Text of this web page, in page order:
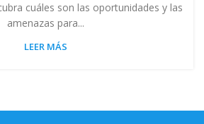
cuáles son las oportunidades y las
amenazas para...
LEER MÁS